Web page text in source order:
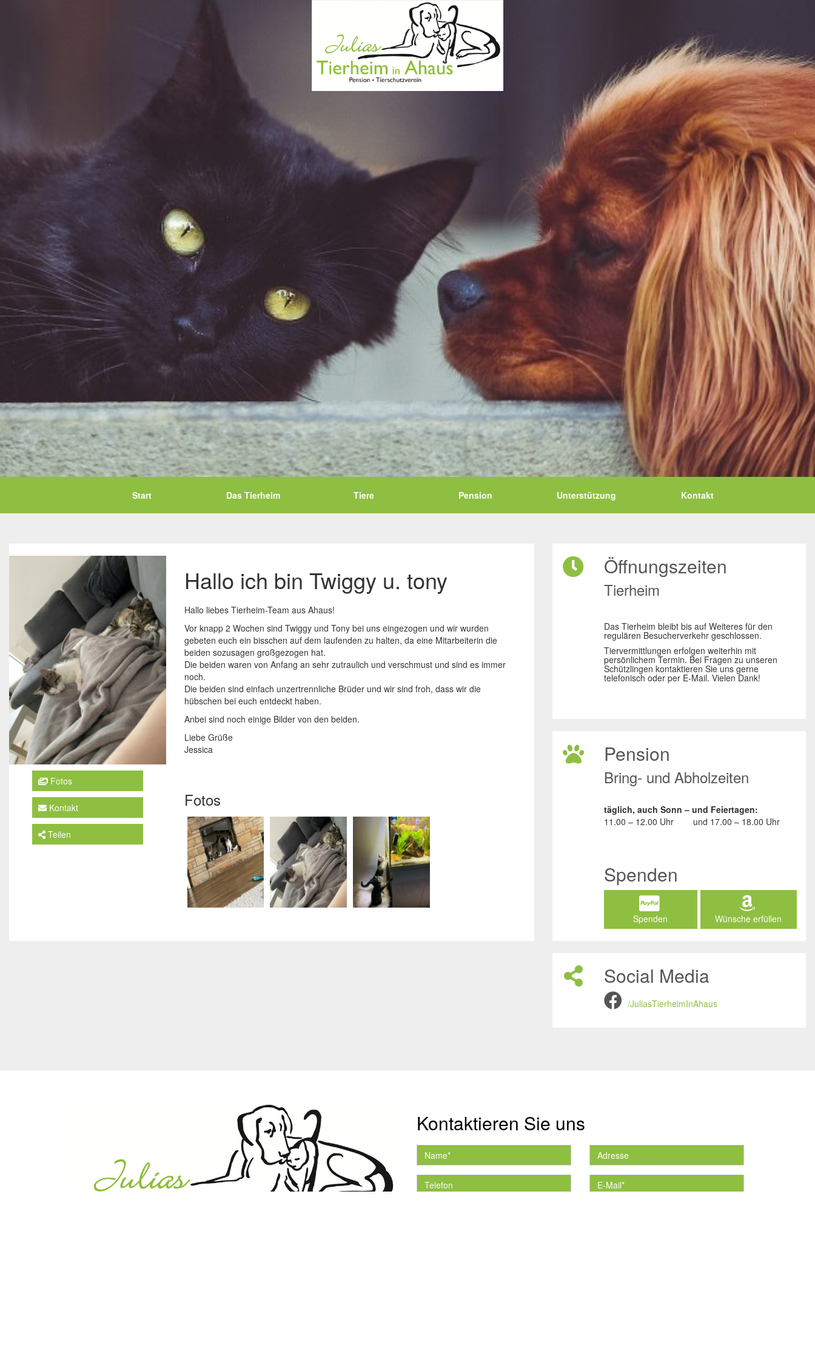
Start Das Tierheim Tiere Pension Unterstützung Kontakt
Fotos
Kontakt
Teilen
Hallo ich bin Twiggy u. tony
Hallo liebes Tierheim-Team aus Ahaus!
Vor knapp 2 Wochen sind Twiggy und Tony bei uns eingezogen und wir wurden
gebeten euch ein bisschen auf dem laufenden zu halten, da eine Mitarbeiterin die
beiden sozusagen großgezogen hat.
Die beiden waren von Anfang an sehr zutraulich und verschmust und sind es immer
noch.
Die beiden sind einfach unzertrennliche Brüder und wir sind froh, dass wir die
hübschen bei euch entdeckt haben.
Anbei sind noch einige Bilder von den beiden.
Liebe Grüße
Jessica
Fotos
Öffnungszeiten
Tierheim
Das Tierheim bleibt bis auf Weiteres für den
regulären Besucherverkehr geschlossen.
Tiervermittlungen erfolgen weiterhin mit
persönlichem Termin. Bei Fragen zu unseren
Schützlingen kontaktieren Sie uns gerne
telefonisch oder per E-Mail. Vielen Dank!
Pension
Bring- und Abholzeiten
täglich, auch Sonn – und Feiertagen:
11.00 – 12.00 Uhr
und 17.00 – 18.00 Uhr
Spenden
Spenden Wünsche erfüllen
Social Media
/JuliasTierheimInAhaus
Kontaktieren Sie uns